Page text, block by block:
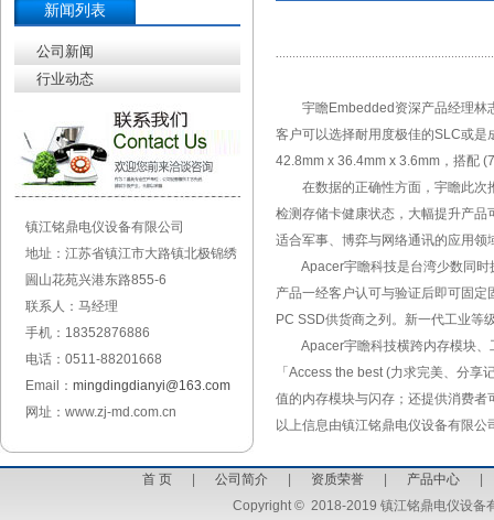
新闻列表
公司新闻
行业动态
镇江铭鼎电仪设备有限公司
地址：江苏省镇江市大路镇北极锦绣
圌山花苑兴港东路855-6
联系人：马经理
手机：18352876886
电话：0511-88201668
Email： mingdingdianyi@163.com
网址：www.zj-md.com.cn
宇瞻Embedded资深产品经理林志
客户可以选择耐用度极佳的SLC或
42.8mm x 36.4mm x 3.6mm，搭配
在数据的正确性方面，宇瞻此次
检测存储卡健康状态，大幅提升产
适合军事、博弈与网络通讯的应用领
Apacer宇瞻科技是台湾少数同时
产品一经客户认可与验证后即可固
PC SSD供货商之列。新一代工业等
Apacer宇瞻科技横跨内存模块、
「Access the best (力求完美、分
值的内存模块与闪存；还提供消费
以上信息由镇江铭鼎电仪设备有限
首 页| 公司简介| 资质荣誉| 产品中心
Copyright© 2018-2019 镇江铭鼎电仪设备